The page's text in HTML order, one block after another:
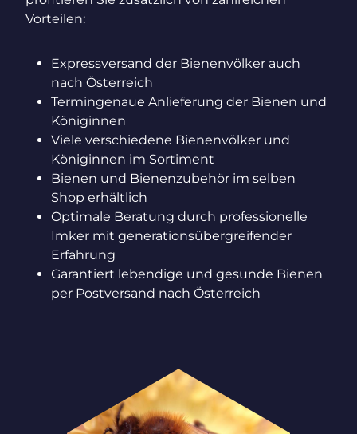
Vorteilen:
Expressversand der Bienenvölker auch
nach Österreich
Termingenaue Anlieferung der Bienen und
Königinnen
Viele verschiedene Bienenvölker und
Königinnen im Sortiment
Bienen und Bienenzubehör im selben
Shop erhältlich
Optimale Beratung durch professionelle
Imker mit generationsübergreifender
Erfahrung
Garantiert lebendige und gesunde Bienen
per Postversand nach Österreich